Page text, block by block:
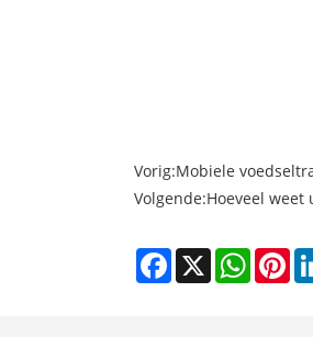
Vorig:Mobiele
Volgende:Hoeveel weet
Facebook
X